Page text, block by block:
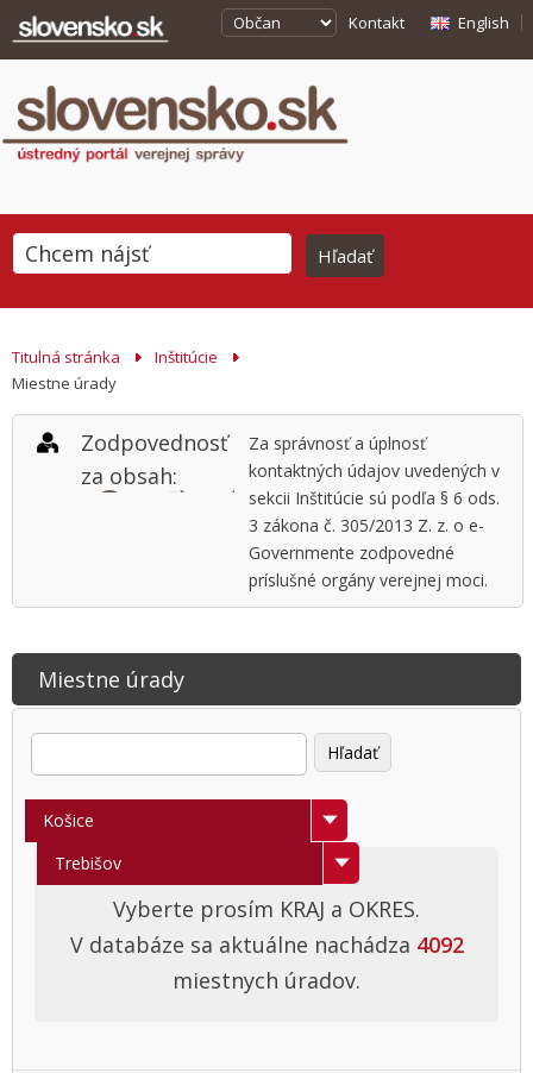
Kontakt English
Titulná stránka
Inštitúcie
Miestne úrady
Zodpovednosť
za obsah:
Za správnosť a úplnosť
kontaktných údajov uvedených v
sekcii Inštitúcie sú podľa § 6 ods.
3 zákona č. 305/2013 Z. z. o e-
Governmente zodpovedné
príslušné orgány verejnej moci.
Miestne úrady
Vyberte kraj
Banská Bystrica
Bratislava
Košice
Nitra
Vyberte okres
Košice - Okolie
Trebišov
Vyberte prosím KRAJ a OKRES.
V databáze sa aktuálne nachádza 4092
miestnych úradov.